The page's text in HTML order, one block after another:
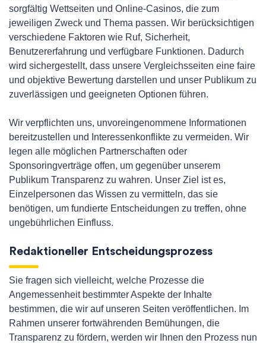
sorgfältig Wettseiten und Online-Casinos, die zum
jeweiligen Zweck und Thema passen. Wir berücksichtigen
verschiedene Faktoren wie Ruf, Sicherheit,
Benutzererfahrung und verfügbare Funktionen. Dadurch
wird sichergestellt, dass unsere Vergleichsseiten eine faire
und objektive Bewertung darstellen und unser Publikum zu
zuverlässigen und geeigneten Optionen führen.
Wir verpflichten uns, unvoreingenommene Informationen
bereitzustellen und Interessenkonflikte zu vermeiden. Wir
legen alle möglichen Partnerschaften oder
Sponsoringverträge offen, um gegenüber unserem
Publikum Transparenz zu wahren. Unser Ziel ist es,
Einzelpersonen das Wissen zu vermitteln, das sie
benötigen, um fundierte Entscheidungen zu treffen, ohne
ungebührlichen Einfluss.
Redaktioneller Entscheidungsprozess
Sie fragen sich vielleicht, welche Prozesse die
Angemessenheit bestimmter Aspekte der Inhalte
bestimmen, die wir auf unseren Seiten veröffentlichen. Im
Rahmen unserer fortwährenden Bemühungen, die
Transparenz zu fördern, werden wir Ihnen den Prozess nun